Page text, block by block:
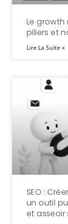
Le growth
piliers et
Lire La Suite »
SEO :
un outil
et asseoir